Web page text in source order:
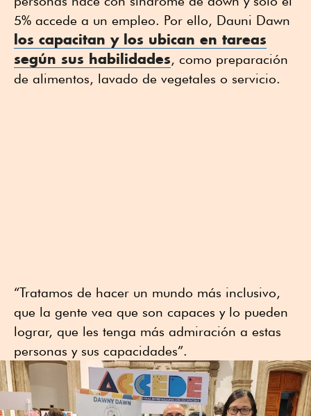
5% accede a un empleo. Por ello, Dauni Dawn
los capacitan y los ubican en tareas
según sus habilidades, como preparación
de alimentos, lavado de vegetales o servicio.
“Tratamos de hacer un mundo más inclusivo,
que la gente vea que son capaces y lo pueden
lograr, que les tenga más admiración a estas
personas y sus capacidades”.